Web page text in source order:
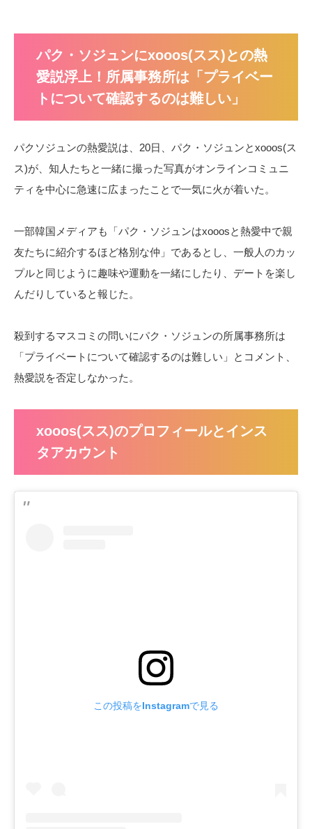
パク・ソジュンにxooos(スス)との熱
愛説浮上！所属事務所は「プライベー
トについて確認するのは難しい」
パクソジュンの熱愛説は、20日、パク・ソジュンとxooos(ス
ス)が、知人たちと一緒に撮った写真がオンラインコミュニ
ティを中心に急速に広まったことで一気に火が着いた。
一部韓国メディアも「パク・ソジュンはxooosと熱愛中で親
友たちに紹介するほど格別な仲」であるとし、一般人のカッ
プルと同じように趣味や運動を一緒にしたり、デートを楽し
んだりしていると報じた。
殺到するマスコミの問いにパク・ソジュンの所属事務所は
「プライベートについて確認するのは難しい」とコメント、
熱愛説を否定しなかった。
xooos(スス)のプロフィールとインス
タアカウント
この投稿をInstagramで見る